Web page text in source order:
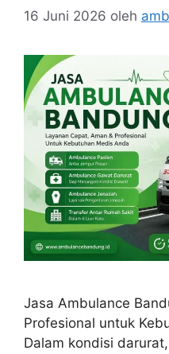
16 Juni 2026 oleh
Jasa Ambulance
Profesional untuk
Dalam kondisi